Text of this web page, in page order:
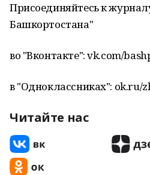
Присоединяйтесь к
Башкортостана"
во "Вконтакте": vk.com/
в "Одноклассниках": ok.ru/
Читайте нас